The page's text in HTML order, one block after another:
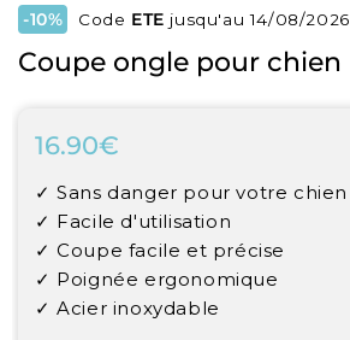
-10% Code ETE jusqu'au 14/08/2026
Coupe ongle pour chien
16.90€
price
✓ Sans danger pour votre chien
✓ Facile d'utilisation
✓ Coupe facile et précise
✓ Poignée ergonomique
✓ Acier inoxydable